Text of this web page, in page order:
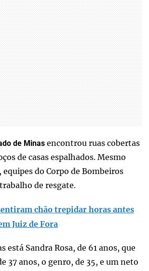
de Minas encontrou ruas cobertas
de casas espalhados. Mesmo
do Corpo de Bombeiros
de resgate.
chão trepidar horas antes
Juiz de Fora
está Sandra Rosa, de 61 anos, que
37 anos, o genro, de 35, e um neto